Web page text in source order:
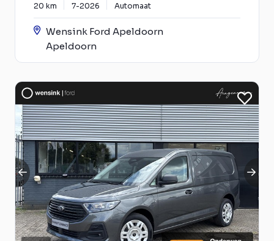
20 km 7-2026 Automaat
Wensink Ford Apeldoorn
Apeldoorn